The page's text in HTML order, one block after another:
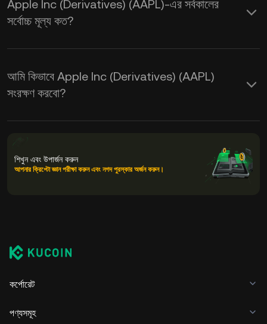
Apple Inc (Derivatives) (AAPL)-এর সর্বকালের
সর্বোচ্চ মূল্য কত?
আমি কিভাবে Apple Inc (Derivatives) (AAPL)
সংরক্ষণ করবো?
শিখুন এবং উপার্জন করুন
আপনার ক্রিপ্টো জ্ঞান পরীক্ষা করুন এবং নগদ পুরস্কার অর্জন করুন।
কর্পোরেট
পণ্যসমূহ